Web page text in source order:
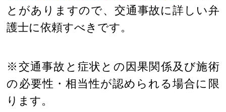
とがありますので、交通事故に詳しい弁
護士に依頼すべきです。
※交通事故と症状との因果関係及び施術
の必要性・相当性が認められる場合に限
ります。